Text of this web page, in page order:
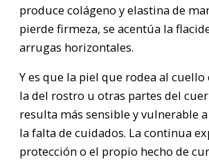
produce colágeno y elastina de
pierde firmeza, se acentúa la
arrugas horizontales.
Y es que la piel que rodea al cuello
la del rostro u otras partes del
resulta más sensible y vulnerable
la falta de cuidados. La continua
protección o el propio hecho de